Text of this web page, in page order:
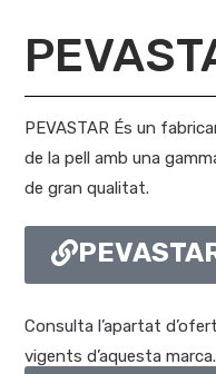
PEVASTAR És un
de la pell amb una
de gran qualitat.
Consulta l’apartat
vigents d’aquesta marca.